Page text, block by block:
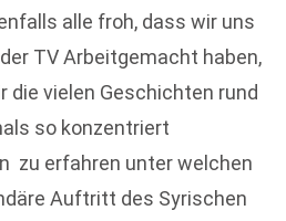
alle froh, dass wir uns
TV Arbeitgemacht haben,
die vielen Geschichten rund
so konzentriert
zu erfahren unter welchen
Auftritt des Syrischen